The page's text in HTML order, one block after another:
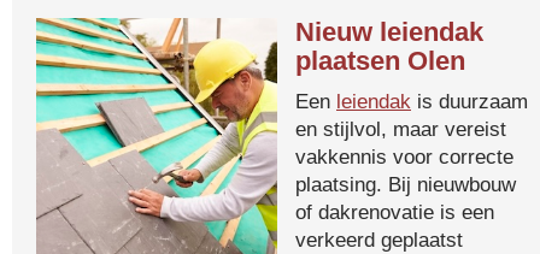
Nieuw leiendak
plaatsen Olen
Een leiendak is duurzaam
en stijlvol, maar vereist
vakkennis voor correcte
plaatsing. Bij nieuwbouw
of dakrenovatie is een
verkeerd geplaatst